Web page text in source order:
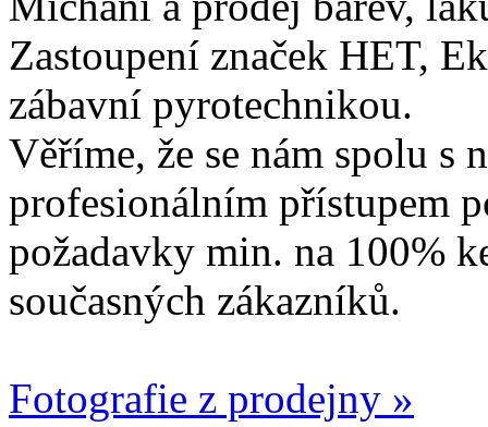
Zastoupení značek HET,
zábavní pyrotechnikou.
Věříme, že se nám spolu s
profesionálním přístupem
požadavky min. na 100%
současných zákazníků.
Fotografie z prodejny »